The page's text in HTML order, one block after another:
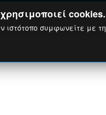
cookies.
ιστότοπο συμφωνείτε με